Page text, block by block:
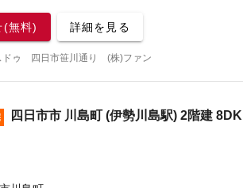
(無料) 詳細を見る
ドゥ 四日市笹川通り (株)ファン
四日市市 川島町 (伊勢川島駅) 2階建 8DK